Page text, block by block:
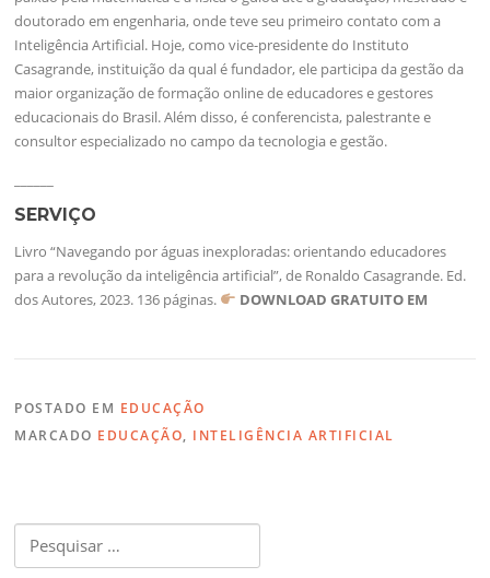
doutorado em engenharia, onde teve seu primeiro contato com a
Inteligência Artificial. Hoje, como vice-presidente do Instituto
Casagrande, instituição da qual é fundador, ele participa da gestão da
maior organização de formação online de educadores e gestores
educacionais do Brasil. Além disso, é conferencista, palestrante e
consultor especializado no campo da tecnologia e gestão.
SERVIÇO
Livro “Navegando por águas inexploradas: orientando educadores
para a revolução da inteligência artificial”, de Ronaldo Casagrande. Ed.
dos Autores, 2023. 136 páginas.
DOWNLOAD GRATUITO EM
POSTADO EM EDUCAÇÃO
MARCADO EDUCAÇÃO, INTELIGÊNCIA ARTIFICIAL
por: